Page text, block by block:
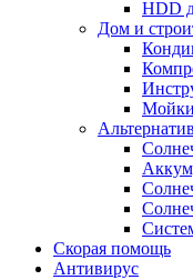
HDD
Дом и
Мойки
Скорая помощь
Антивирус